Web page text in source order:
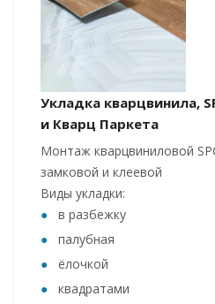
Укладка кварцвинила,
и Кварц Паркета
Монтаж кварцвиниловой
замковой и клеевой
Виды укладки:
в разбежку
палубная
ёлочкой
квадратами